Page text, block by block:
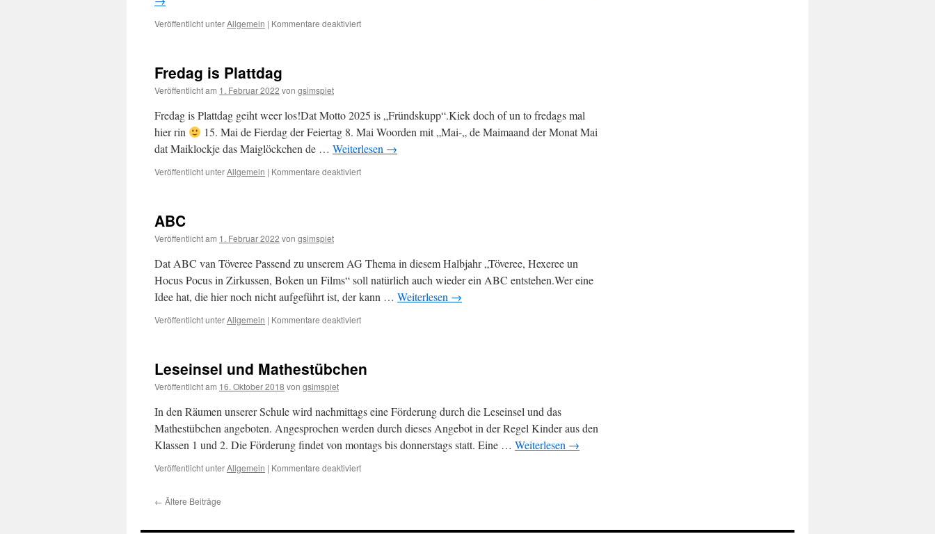
Veröffentlicht unterAllgemein | Kommentare deaktiviertfür
Fredag is Plattdag
Veröffentlicht am 1. Februar 2022 von gsimspiet
Fredag is Plattdag geiht weer los!Dat Motto 2025 is „Fründskupp“.Kiek doch of un to fredags mal
hier rin
15. Mai de Fierdag der Feiertag 8. Mai Woorden mit „Mai-„ de Maimaand der Monat Mai
dat Maiklockje das Maiglöckchen de … Weiterlesen →
Veröffentlicht unterAllgemein | Kommentare deaktiviertfür
ABC
Veröffentlicht am 1. Februar 2022 von gsimspiet
Dat ABC van Töveree Passend zu unserem AG Thema in diesem Halbjahr „Töveree, Hexeree un
Hocus Pocus in Zirkussen, Boken un Films“ soll natürlich auch wieder ein ABC entstehen.Wer eine
Idee hat, die hier noch nicht aufgeführt ist, der kann … Weiterlesen →
Veröffentlicht unterAllgemein | Kommentare deaktiviertfür
Leseinsel und Mathestübchen
Veröffentlicht am 16. Oktober 2018 von gsimspiet
In den Räumen unserer Schule wird nachmittags eine Förderung durch die Leseinsel und das
Mathestübchen angeboten. Angesprochen werden durch dieses Angebot in der Regel Kinder aus den
Klassen 1 und 2. Die Förderung findet von montags bis donnerstags statt. Eine … Weiterlesen →
Veröffentlicht unterAllgemein | Kommentare deaktiviertfür
← Ältere Beiträge